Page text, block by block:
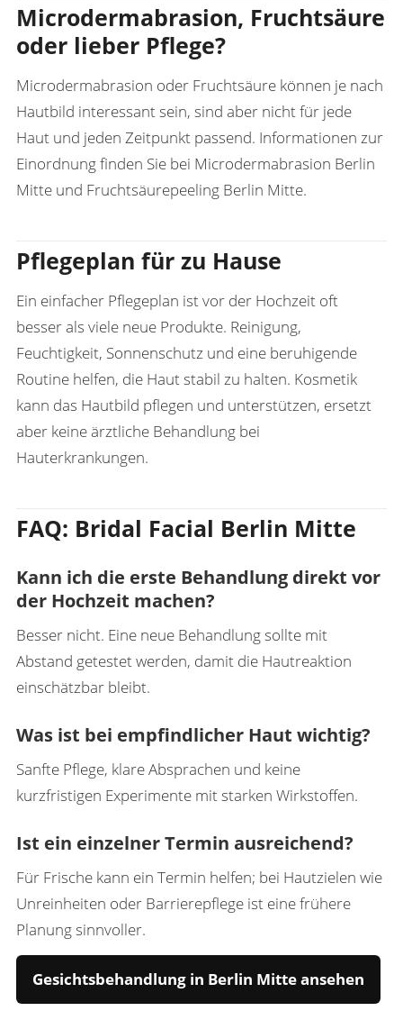
Microdermabrasion, Fruchtsäure
oder lieber Pflege?
Microdermabrasion oder Fruchtsäure können je nach
Hautbild interessant sein, sind aber nicht für jede
Haut und jeden Zeitpunkt passend. Informationen zur
Einordnung finden Sie bei Microdermabrasion Berlin
Mitte und Fruchtsäurepeeling Berlin Mitte.
Pflegeplan für zu Hause
Ein einfacher Pflegeplan ist vor der Hochzeit oft
besser als viele neue Produkte. Reinigung,
Feuchtigkeit, Sonnenschutz und eine beruhigende
Routine helfen, die Haut stabil zu halten. Kosmetik
kann das Hautbild pflegen und unterstützen, ersetzt
aber keine ärztliche Behandlung bei
Hauterkrankungen.
FAQ: Bridal Facial Berlin Mitte
Kann ich die erste Behandlung direkt vor
der Hochzeit machen?
Besser nicht. Eine neue Behandlung sollte mit
Abstand getestet werden, damit die Hautreaktion
einschätzbar bleibt.
Was ist bei empfindlicher Haut wichtig?
Sanfte Pflege, klare Absprachen und keine
kurzfristigen Experimente mit starken Wirkstoffen.
Ist ein einzelner Termin ausreichend?
Für Frische kann ein Termin helfen; bei Hautzielen wie
Unreinheiten oder Barrierepflege ist eine frühere
Planung sinnvoller.
Gesichtsbehandlung in Berlin Mitte ansehen